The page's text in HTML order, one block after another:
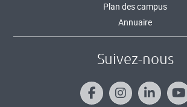
Plan des campus
Annuaire
Suivez-nous